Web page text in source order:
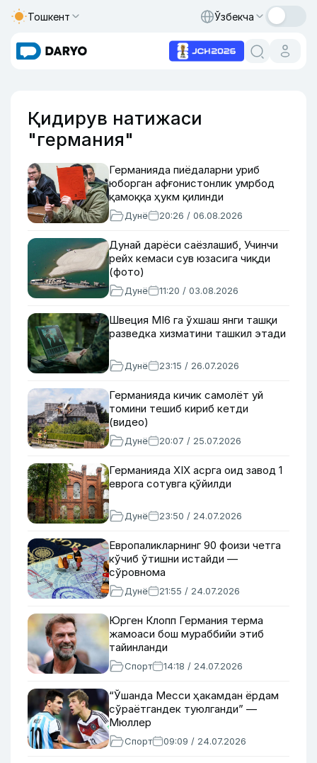
Тошкент Ўзбекча
Қидирув натижаси
"германия"
Германияда пиёдаларни уриб
юборган афғонистонлик умрбод
қамоққа ҳукм қилинди
Дунё 20:26 / 06.08.2026
Дунай дарёси саёзлашиб, Учинчи
рейх кемаси сув юзасига чиқди
(фото)
Дунё 11:20 / 03.08.2026
Швеция МI6 га ўхшаш янги ташқи
разведка хизматини ташкил этади
Дунё 23:15 / 26.07.2026
Германияда кичик самолёт уй
томини тешиб кириб кетди
(видео)
Дунё 20:07 / 25.07.2026
Германияда ХIХ асрга оид завод 1
еврога сотувга қўйилди
Дунё 23:50 / 24.07.2026
Европаликларнинг 90 фоизи четга
кўчиб ўтишни истайди —
сўровнома
Дунё 21:55 / 24.07.2026
Юрген Клопп Германия терма
жамоаси бош мураббийи этиб
тайинланди
Спорт 14:18 / 24.07.2026
“Ўшанда Месси ҳакамдан ёрдам
сўраётгандек туюлганди” —
Мюллер
Спорт 09:09 / 24.07.2026